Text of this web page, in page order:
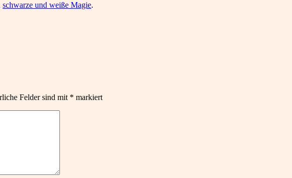
schwarze und weiße Magie.
Felder sind mit * markiert